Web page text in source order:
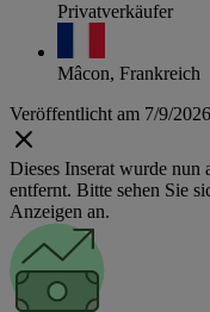
Privatverkäufer
Mâcon, Frankreich
Veröffentlicht am 7/9/2026
Dieses Inserat wurde nun
entfernt. Bitte sehen Sie
Anzeigen an.